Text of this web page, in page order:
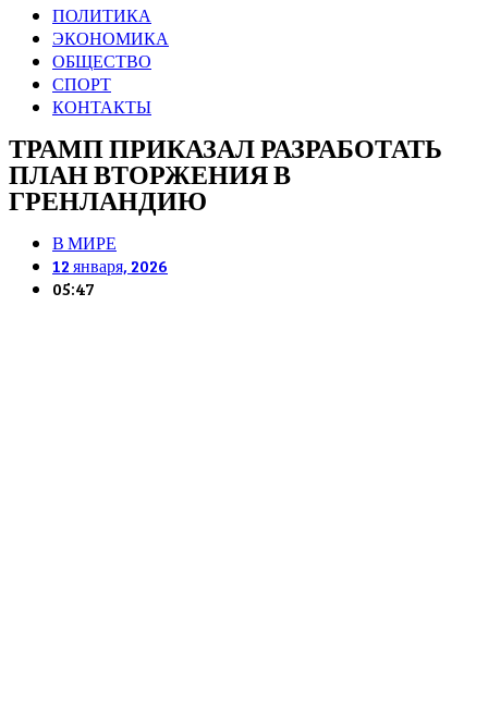
ПОЛИТИКА
ЭКОНОМИКА
ОБЩЕСТВО
СПОРТ
КОНТАКТЫ
ТРАМП ПРИКАЗАЛ РАЗРАБОТАТЬ
ПЛАН ВТОРЖЕНИЯ В
ГРЕНЛАНДИЮ
В МИРЕ
12 января, 2026
05:47